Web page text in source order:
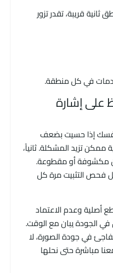
قريبة، تقدر تزور
في كل منطقة.
على إشارة
إذا حسيت بضعف
ممكن تزيد المشكلة. ثانياً،
مكشوفة أو مقطوعة.
فحص التثبيت مرة كل
أصلية وعدم الاعتماد
الجودة يبان مع الوقت.
في جودة الصورة، لا
مباشرة حتى نحلها